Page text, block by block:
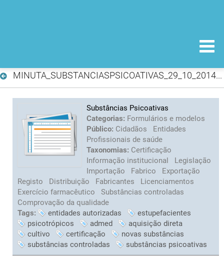
MINUTA_SUBSTANCIASPSICOATIVAS_29_10_2014.doc
Substâncias Psicoativas
Categorias: Formulários e modelos
Público: Cidadãos
Entidades
Profissionais de saúde
Taxonomias: Certificação
Informação institucional
Legislação
Importação
Fabrico
Exportação
Registo
Distribuição Fabricantes
Licenciamentos
Exercício farmacêutico
Substâncias controladas
Comprovação da qualidade
Tags:
entidades autorizadas
estupefacientes
psicotrópicos
admed
aquisição direta
cultivo
certificação
novas substâncias
substâncias controladas
substâncias psicoativas